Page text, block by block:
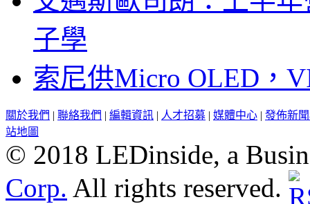
子學
索尼供Micro OLED，
關於我們 | 聯絡我們 | 編輯資訊 | 人才招募 | 媒體中心 | 發佈新
站地圖
© 2018 LEDinside, a
Corp. All rights reserved.